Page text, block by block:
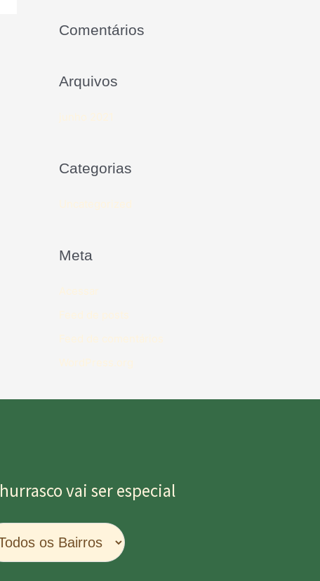
Comentários
Arquivos
junho 2021
Categorias
Uncategorized
Meta
Acessar
Feed de posts
Feed de comentários
WordPress.org
vai ser especial